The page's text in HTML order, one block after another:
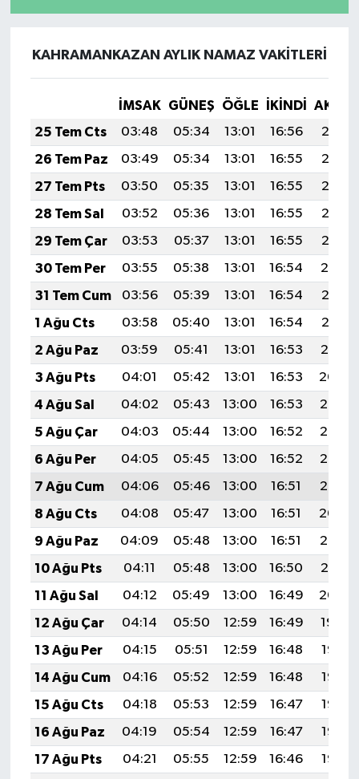
KAHRAMANKAZAN AYLIK NAMAZ VAKITLERI
İMSAK GÜNEŞ ÖĞLE İKINDI
25 Tem Cts
03:48 05:34 13:01 16:56
20:18
26 Tem Paz
03:49 05:34 13:01 16:55
20:17
27 Tem Pts
03:50 05:35 13:01 16:55
20:16
28 Tem Sal
03:52 05:36 13:01 16:55
20:15
29 Tem Çar
03:53 05:37 13:01 16:55
20:15
30 Tem Per
03:55 05:38 13:01 16:54
20:14
31 Tem Cum
03:56 05:39 13:01 16:54
20:13
1 Ağu Cts
03:58 05:40 13:01 16:54
20:12
2 Ağu Paz
03:59 05:41 13:01 16:53
20:10
3 Ağu Pts
04:01 05:42 13:01 16:53
20:09
4 Ağu Sal
04:02 05:43 13:00 16:53
20:08
5 Ağu Çar
04:03 05:44 13:00 16:52
20:07
6 Ağu Per
04:05 05:45 13:00 16:52
20:06
7 Ağu Cum
04:06 05:46 13:00 16:51
20:05
8 Ağu Cts
04:08 05:47 13:00 16:51
20:04
9 Ağu Paz
04:09 05:48 13:00 16:51
20:02
10 Ağu Pts
04:11 05:48 13:00 16:50
20:01
11 Ağu Sal
04:12 05:49 13:00 16:49
20:00
12 Ağu Çar
04:14 05:50 12:59 16:49
19:59
13 Ağu Per
04:15 05:51 12:59 16:48
19:57
14 Ağu Cum
04:16 05:52 12:59 16:48
19:56
15 Ağu Cts
04:18 05:53 12:59 16:47
19:55
16 Ağu Paz
04:19 05:54 12:59 16:47
19:53
17 Ağu Pts
04:21 05:55 12:59 16:46
19:52